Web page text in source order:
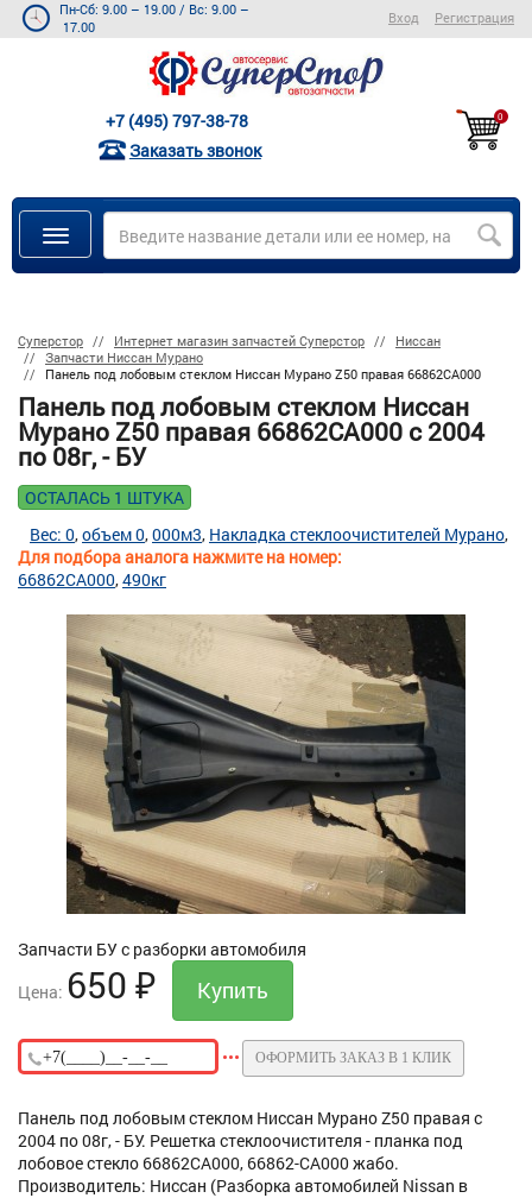
Пн-Сб: 9.00 – 19.00 / Вс: 9.00 –
17.00
Вход Регистрация
+7 (495) 797-38-78
Заказать звонок
0
Суперстор Интернет магазин запчастей Суперстор
Ниссан
Запчасти Ниссан Мурано
Панель под лобовым стеклом Ниссан Мурано Z50 правая 66862CA000
Панель под лобовым стеклом Ниссан
Мурано Z50 правая 66862CA000 с 2004
по 08г, - БУ
ОСТАЛАСЬ 1 ШТУКА
Для подбора аналога нажмите на номер:
Вес: 0 объем 0 000м3 Накладка стеклоочистителей Мурано
66862CA000 490кг
Запчасти БУ с разборки автомобиля
Цена: 650 ₽
ОФОРМИТЬ ЗАКАЗ В 1 КЛИК
Панель под лобовым стеклом Ниссан Мурано Z50 правая с
2004 по 08г, - БУ. Решетка стеклоочистителя - планка под
лобовое стекло 66862CA000, 66862-CA000 жабо.
Производитель: Ниссан (Разборка автомобилей Nissan в